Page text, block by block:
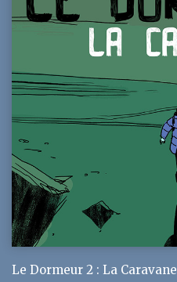
Le Dormeur 2 : La Caravane